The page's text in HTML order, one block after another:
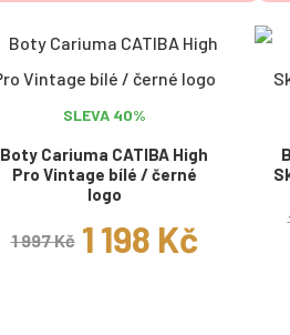
SLEVA 40%
Boty Cariuma CATIBA High
Pro Vintage bílé / černé
logo
1 997 Kč 1 198 Kč